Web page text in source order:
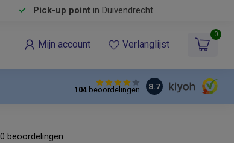
Pick-up pointin Duivendrecht
Mijn account Verlanglijst
0
104beoordelingen 8.7
0 beoordelingen